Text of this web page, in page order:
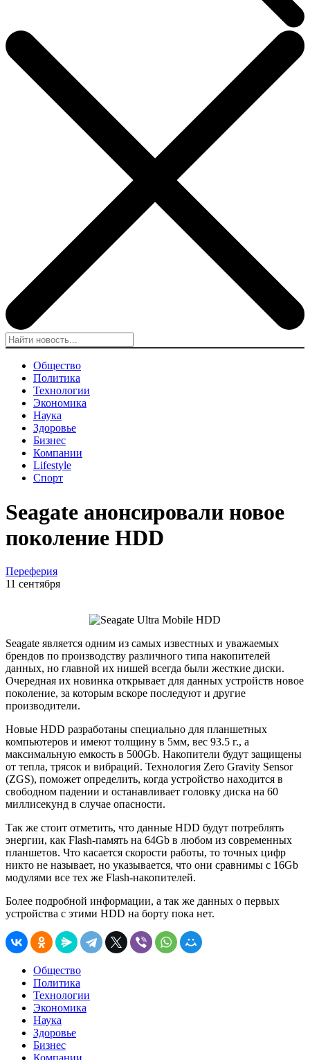
Общество
Политика
Технологии
Экономика
Наука
Здоровье
Бизнес
Компании
Lifestyle
Спорт
Seagate анонсировали новое
поколение HDD
Переферия
11 сентября
Seagate является одним из самых известных и уважаемых
брендов по производству различного типа накопителей
данных, но главной их нишей всегда были жесткие диски.
Очередная их новинка открывает для данных устройств новое
поколение, за которым вскоре последуют и другие
производители.
Новые HDD разработаны специально для планшетных
компьютеров и имеют толщину в 5мм, вес 93.5 г., а
максимальную емкость в 500Gb. Накопители будут защищены
от тепла, трясок и вибраций. Технология Zero Gravity Sensor
(ZGS), поможет определить, когда устройство находится в
свободном падении и останавливает головку диска на 60
миллисекунд в случае опасности.
Так же стоит отметить, что данные HDD будут потреблять
энергии, как Flash-память на 64Gb в любом из современных
планшетов. Что касается скорости работы, то точных цифр
никто не называет, но указывается, что они сравнимы с 16Gb
модулями все тех же Flash-накопителей.
Более подробной информации, а так же данных о первых
устройства с этими HDD на борту пока нет.
Общество
Политика
Технологии
Экономика
Наука
Здоровье
Бизнес
Компании